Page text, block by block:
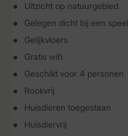
Uitzicht op natuurgebied
Gelegen dicht bij een
Gelijkvloers
Gratis wifi
Geschikt voor 4 personen
Rookvrij
Huisdieren toegestaan
Huisdiervrij